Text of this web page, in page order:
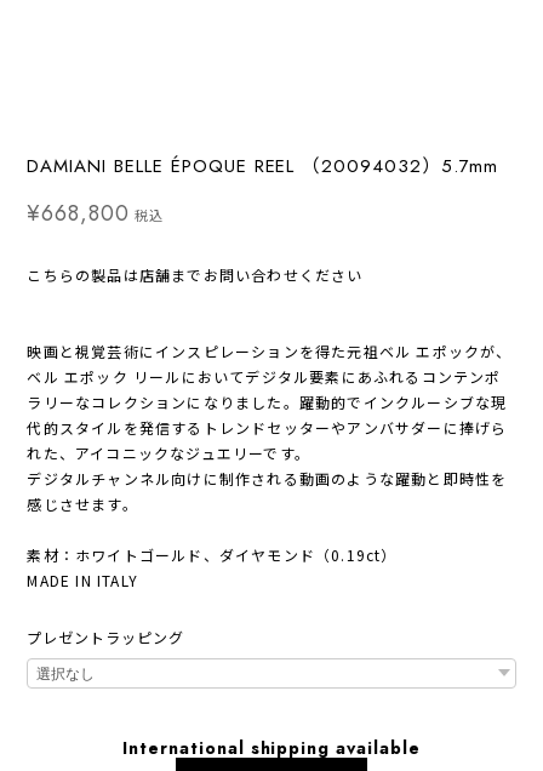
DAMIANI BELLE ÉPOQUE REEL （20094032）5.7mm
¥668,800 税込
こちらの製品は店舗までお問い合わせください
映画と視覚芸術にインスピレーションを得た元祖ベル エポックが、
ベル エポック リールにおいてデジタル要素にあふれるコンテンポ
ラリーなコレクションになりました。躍動的でインクルーシブな現
代的スタイルを発信するトレンドセッターやアンバサダーに捧げら
れた、アイコニックなジュエリーです。
デジタルチャンネル向けに制作される動画のような躍動と即時性を
感じさせます。
素材：ホワイトゴールド、ダイヤモンド（0.19ct）
MADE IN ITALY
プレゼントラッピング
International shipping available